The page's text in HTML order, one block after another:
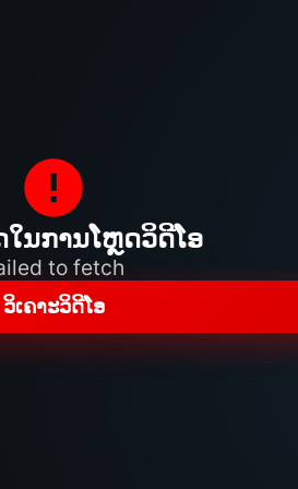
ນການໂຫຼດວິດີໂອ
to fetch
ວິເຄາະວິດີໂອ